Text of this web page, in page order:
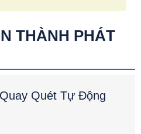
THÀNH PHÁT
Quét Tự Động